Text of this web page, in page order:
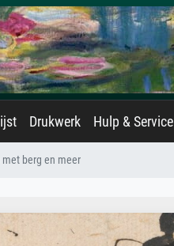
Drukwerk Hulp & Service
met berg en meer